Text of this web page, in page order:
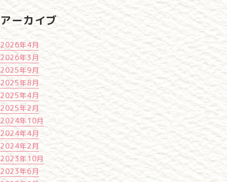
アーカイブ
2026年4月
2026年3月
2025年9月
2025年8月
2025年4月
2025年2月
2024年10月
2024年4月
2024年2月
2023年10月
2023年6月